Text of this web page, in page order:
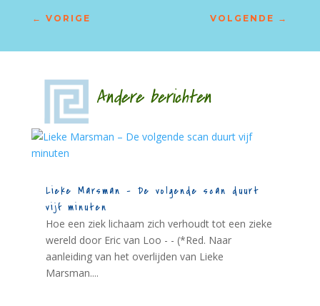
← VORIGE VOLGENDE →
Andere berichten
Lieke Marsman – De volgende scan duurt
vijf minuten
Hoe een ziek lichaam zich verhoudt tot een zieke
wereld door Eric van Loo - - (*Red. Naar
aanleiding van het overlijden van Lieke
Marsman....